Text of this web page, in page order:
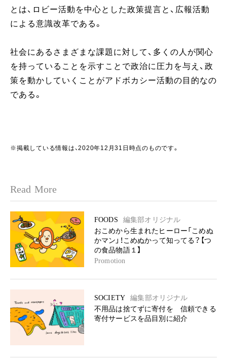
とは、ロビー活動を中心とした政策提言と、広報活動
による意識改革である。
社会にあるさまざまな課題に対して、多くの人が関心
を持っていることを示すことで政治に圧力を与え、政
策を動かしていくことがアドボカシー活動の目的なの
である。
※掲載している情報は、2020年12月31日時点のものです。
Read More
FOODS
編集部オリジナル
おこめから生まれたヒーロー「こめぬ
かマン」！こめぬかって知ってる？【つ
の食品物語１】
Promotion
SOCIETY
編集部オリジナル
不用品は捨てずに寄付を 信頼できる
寄付サービスを品目別に紹介